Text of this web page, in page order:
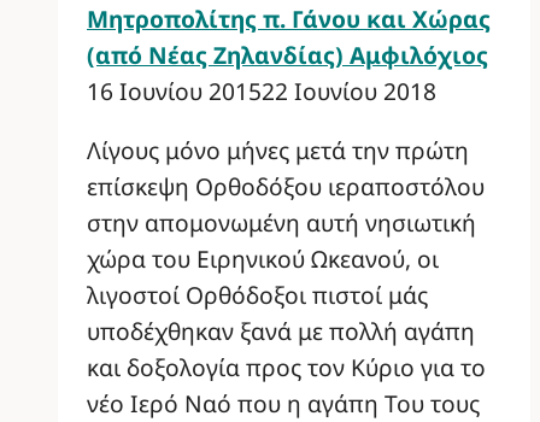
Μητροπολίτης π. Γάνου και Χώρας
(από Νέας Ζηλανδίας) Αμφιλόχιος
16 Ιουνίου 201522 Ιουνίου 2018
Λίγους μόνο μήνες μετά την πρώτη
επίσκεψη Ορθοδόξου ιεραποστόλου
στην απομονωμένη αυτή νησιωτική
χώρα του Ειρηνικού Ωκεανού, οι
λιγοστοί Ορθόδοξοι πιστοί μάς
υποδέχθηκαν ξανά με πολλή αγάπη
και δοξολογία προς τον Κύριο για το
νέο Ιερό Ναό που η αγάπη Του τους